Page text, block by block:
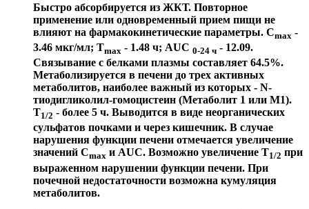
Быстро абсорбируется из ЖКТ. Повторное
применение или одновременный прием пищи не
влияют на фармакокинетические параметры. Cmax -
3.46 мкг/мл; Тmax - 1.48 ч; AUC 0-24 ч - 12.09.
Связывание с белками плазмы составляет 64.5%.
Метаболизируется в печени до трех активных
метаболитов, наиболее важный из которых - N-
тиодигликолил-гомоцистеин (Метаболит 1 или M1).
T1/2 - более 5 ч. Выводится в виде неорганических
сульфатов почками и через кишечник. В случае
нарушения функции печени отмечается увеличение
значений Cmax и AUC. Возможно увеличение T1/2 при
выраженном нарушении функции печени. При
почечной недостаточности возможна кумуляция
метаболитов.